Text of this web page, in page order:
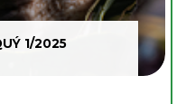
1/2025